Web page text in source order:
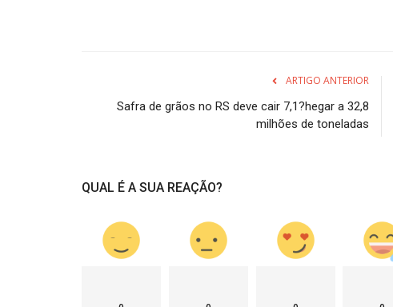
ARTIGO ANTERIOR
Safra de grãos no RS deve cair 7,1?hegar a 32,8
milhões de toneladas
QUAL É A SUA REAÇÃO?